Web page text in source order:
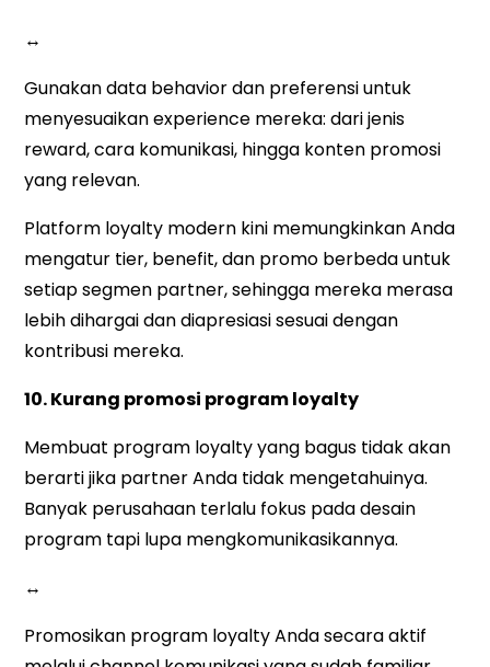
↔
Gunakan data behavior dan preferensi untuk
menyesuaikan experience mereka: dari jenis
reward, cara komunikasi, hingga konten promosi
yang relevan.
Platform loyalty modern kini memungkinkan Anda
mengatur tier, benefit, dan promo berbeda untuk
setiap segmen partner, sehingga mereka merasa
lebih dihargai dan diapresiasi sesuai dengan
kontribusi mereka.
10. Kurang promosi program loyalty
Membuat program loyalty yang bagus tidak akan
berarti jika partner Anda tidak mengetahuinya.
Banyak perusahaan terlalu fokus pada desain
program tapi lupa mengkomunikasikannya.
↔
Promosikan program loyalty Anda secara aktif